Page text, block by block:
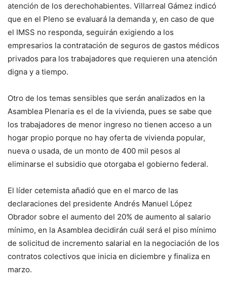
atención de los derechohabientes. Villarreal Gámez indicó
que en el Pleno se evaluará la demanda y, en caso de que
el IMSS no responda, seguirán exigiendo a los
empresarios la contratación de seguros de gastos médicos
privados para los trabajadores que requieren una atención
digna y a tiempo.
Otro de los temas sensibles que serán analizados en la
Asamblea Plenaria es el de la vivienda, pues se sabe que
los trabajadores de menor ingreso no tienen acceso a un
hogar propio porque no hay oferta de vivienda popular,
nueva o usada, de un monto de 400 mil pesos al
eliminarse el subsidio que otorgaba el gobierno federal.
El líder cetemista añadió que en el marco de las
declaraciones del presidente Andrés Manuel López
Obrador sobre el aumento del 20% de aumento al salario
mínimo, en la Asamblea decidirán cuál será el piso mínimo
de solicitud de incremento salarial en la negociación de los
contratos colectivos que inicia en diciembre y finaliza en
marzo.